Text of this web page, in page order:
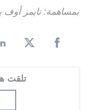
بمساهمة: تايمز أوف
تلقت هذه